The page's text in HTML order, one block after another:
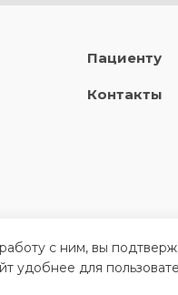
Пациенту
Контакты
с ним, вы
удобнее для